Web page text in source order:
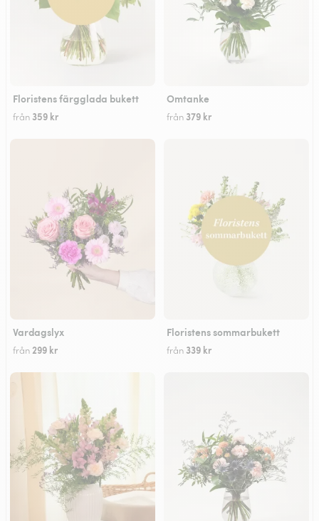
Floristens färgglada bukett
från 359 kr
Omtanke
från 379 kr
Vardagslyx
från 299 kr
Floristens sommarbukett
från 339 kr